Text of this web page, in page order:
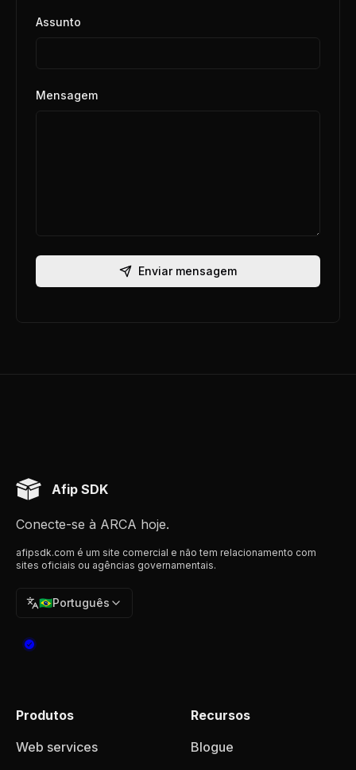
Assunto
Mensagem
Enviar mensagem
Afip SDK
Conecte-se à ARCA hoje.
afipsdk.com é um site comercial e não tem relacionamento com
sites oficiais ou agências governamentais.
🇧🇷Português
Produtos
Web services
Recursos
Blogue